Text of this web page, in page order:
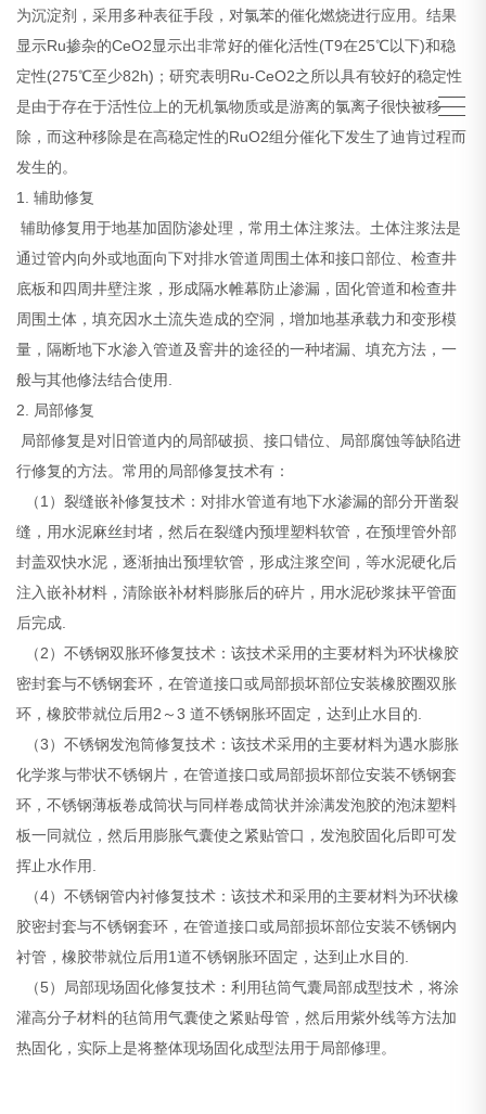
为沉淀剂，采用多种表征手段，对氯苯的催化燃烧进行应用。结果
显示Ru掺杂的CeO2显示出非常好的催化活性(T9在25℃以下)和稳
定性(275℃至少82h)；研究表明Ru-CeO2之所以具有较好的稳定性
是由于存在于活性位上的无机氯物质或是游离的氯离子很快被移
除，而这种移除是在高稳定性的RuO2组分催化下发生了迪肯过程而
发生的。
1. 辅助修复
辅助修复用于地基加固防渗处理，常用土体注浆法。土体注浆法是
通过管内向外或地面向下对排水管道周围土体和接口部位、检查井
底板和四周井壁注浆，形成隔水帷幕防止渗漏，固化管道和检查井
周围土体，填充因水土流失造成的空洞，增加地基承载力和变形模
量，隔断地下水渗入管道及窨井的途径的一种堵漏、填充方法，一
般与其他修法结合使用.
2. 局部修复
局部修复是对旧管道内的局部破损、接口错位、局部腐蚀等缺陷进
行修复的方法。常用的局部修复技术有：
（1）裂缝嵌补修复技术：对排水管道有地下水渗漏的部分开凿裂
缝，用水泥麻丝封堵，然后在裂缝内预埋塑料软管，在预埋管外部
封盖双快水泥，逐渐抽出预埋软管，形成注浆空间，等水泥硬化后
注入嵌补材料，清除嵌补材料膨胀后的碎片，用水泥砂浆抹平管面
后完成.
（2）不锈钢双胀环修复技术：该技术采用的主要材料为环状橡胶
密封套与不锈钢套环，在管道接口或局部损坏部位安装橡胶圈双胀
环，橡胶带就位后用2～3 道不锈钢胀环固定，达到止水目的.
（3）不锈钢发泡筒修复技术：该技术采用的主要材料为遇水膨胀
化学浆与带状不锈钢片，在管道接口或局部损坏部位安装不锈钢套
环，不锈钢薄板卷成筒状与同样卷成筒状并涂满发泡胶的泡沫塑料
板一同就位，然后用膨胀气囊使之紧贴管口，发泡胶固化后即可发
挥止水作用.
（4）不锈钢管内衬修复技术：该技术和采用的主要材料为环状橡
胶密封套与不锈钢套环，在管道接口或局部损坏部位安装不锈钢内
衬管，橡胶带就位后用1道不锈钢胀环固定，达到止水目的.
（5）局部现场固化修复技术：利用毡筒气囊局部成型技术，将涂
灌高分子材料的毡筒用气囊使之紧贴母管，然后用紫外线等方法加
热固化，实际上是将整体现场固化成型法用于局部修理。